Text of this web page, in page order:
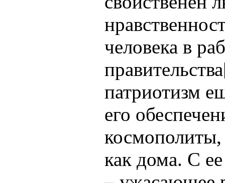
человека в
патриотизм
его
космополиты,
как дома. С